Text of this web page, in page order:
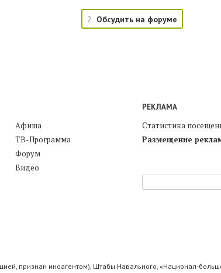
2 Обсудить на форуме
Афиша
ТВ-Программа
Форум
Видео
РЕКЛАМА
Статистика
Размещение
признан иноагентом), Штабы Навального, «Национал-